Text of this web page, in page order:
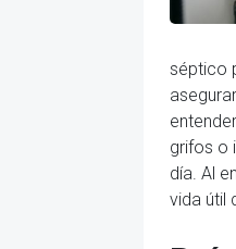
séptico
grifos o
día. Al
vida útil